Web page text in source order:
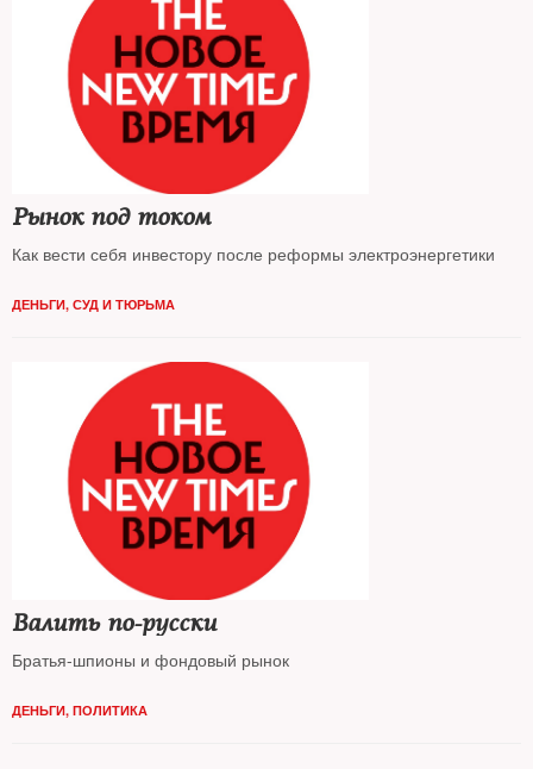
Рынок под током
Как вести себя инвестору после реформы электроэнергетики
ДЕНЬГИ, СУД И ТЮРЬМА
Валить по-русски
Братья-шпионы и фондовый рынок
ДЕНЬГИ, ПОЛИТИКА